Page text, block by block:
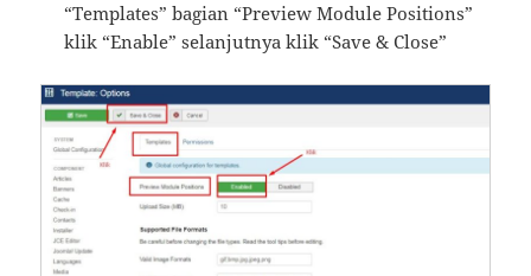
“Templates” bagian “Preview Module Positions”
klik “Enable” selanjutnya klik “Save & Close”